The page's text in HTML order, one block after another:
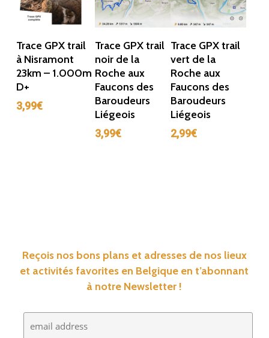
Ajouter Au
Trace GPX trail
à Nisramont
23km – 1.000m
D+
3,99€
Ajouter Au
Panier
Trace GPX trail
noir de la
Roche aux
Faucons des
Baroudeurs
Liégeois
3,99€
Ajouter Au
Panier
Trace GPX trail
vert de la
Roche aux
Faucons des
Baroudeurs
Liégeois
2,99€
Reçois nos bons plans et adresses de nos lieux
et activités favorites en Belgique en t’abonnant
à notre Newsletter !